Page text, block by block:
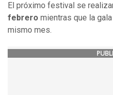
El próximo festival se
febrero mientras que la
mismo mes.